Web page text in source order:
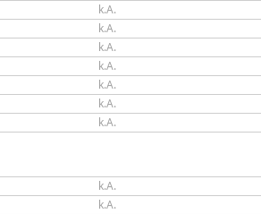
k.A.
k.A.
k.A.
k.A.
k.A.
k.A.
k.A.
k.A.
k.A.